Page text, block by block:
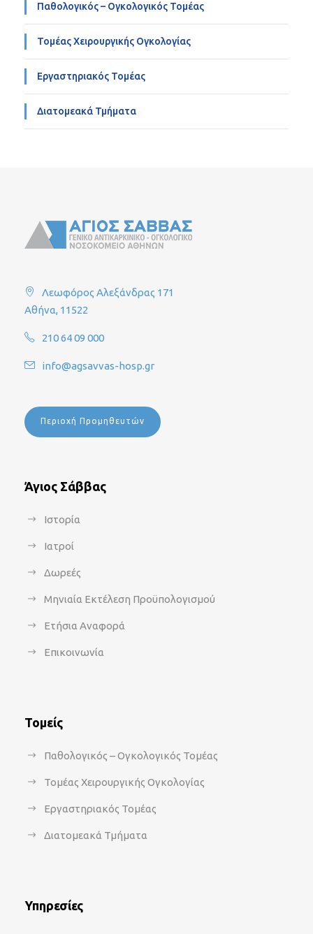
Παθολογικός – Ογκολογικός Τομέας
Τομέας Χειρουργικής Ογκολογίας
Εργαστηριακός Τομέας
Διατομεακά Τμήματα
Λεωφόρος Αλεξάνδρας 171
Αθήνα, 11522
210 64 09 000
info@agsavvas-hosp.gr
Περιοχή Προμηθευτών
Άγιος Σάββας
Ιστορία
Ιατροί
Δωρεές
Μηνιαία Εκτέλεση Προϋπολογισμού
Ετήσια Αναφορά
Επικοινωνία
Τομείς
Παθολογικός – Ογκολογικός Τομέας
Τομέας Χειρουργικής Ογκολογίας
Εργαστηριακός Τομέας
Διατομεακά Τμήματα
Υπηρεσίες